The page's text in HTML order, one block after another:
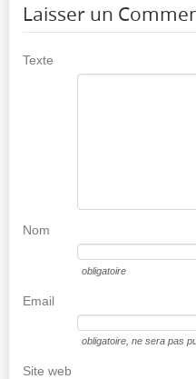
Laisser un
Texte
Nom
obligatoire
Email
obligatoire , ne sera pas
Site web